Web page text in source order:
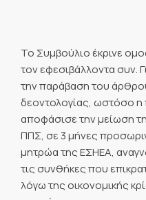
Το Συμβούλιο έκρινε
τον εφεσιβάλλοντα συν.
την παράβαση του
δεοντολογίας, ωστόσο η
αποφάσισε την μείωση
ΠΠΣ, σε 3 μήνες
μητρώα της ΕΣΗΕΑ,
τις συνθήκες που
λόγω της οικονομικής